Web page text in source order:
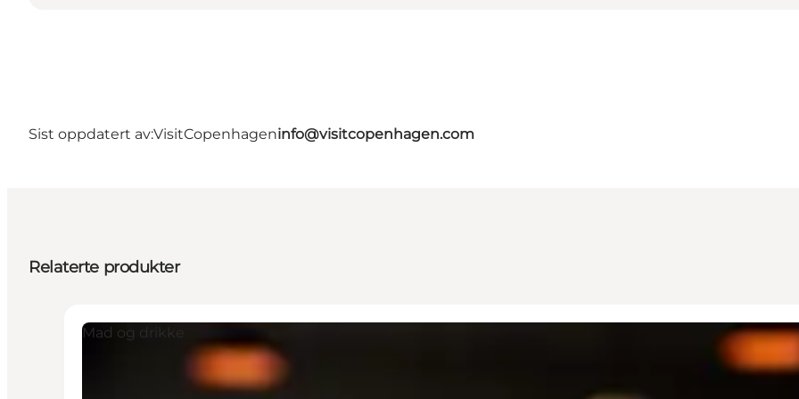
Sist oppdatert av:VisitCopenhageninfo@visitcopenhagen.com
Relaterte produkter
Mad og drikke